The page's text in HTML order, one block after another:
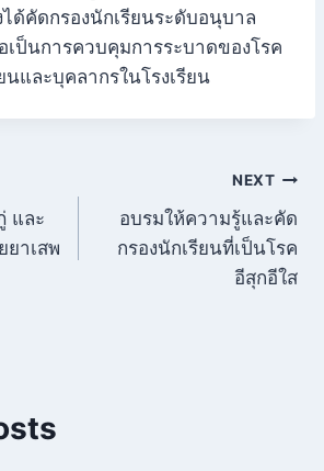
ด้คัดกรองนักเรียนระดับอนุบาล
เป็นการควบคุมการระบาดของโรค
นและบุคลากรในโรงเรียน
และ
าเสพ
NEXT
อบรมให้ความรู้และคัด
กรองนักเรียนที่เป็นโรค
อีสุกอีใส